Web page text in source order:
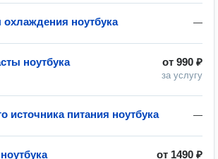
—
ноутбука
от 990 ₽
за услугу
ноутбука
—
источника питания ноутбука
от 1490 ₽